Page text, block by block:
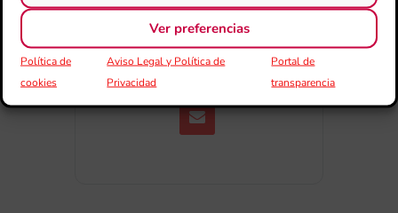
Ver preferencias
Política de
cookies
Aviso Legal y Política de
Privacidad
Portal de
transparencia